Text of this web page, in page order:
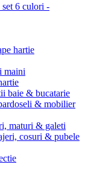
6 culori -
hartie
maini
baie & bucatarie
& mobilier
maturi & galeti
cosuri & pubele